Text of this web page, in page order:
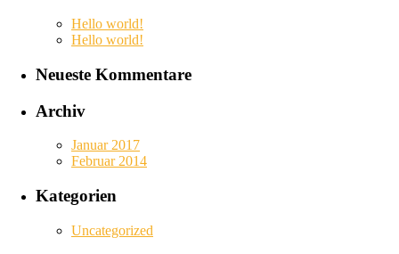
Hello world!
Hello world!
Neueste Kommentare
Archiv
Januar 2017
Februar 2014
Kategorien
Uncategorized